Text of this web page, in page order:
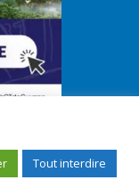
Tout interdire